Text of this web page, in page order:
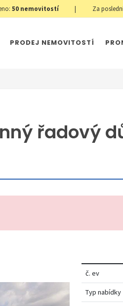
50 nemovitostí | Za
PRODEJ NEMOVITOSTÍ
řadový
č. ev
Typ nabídky